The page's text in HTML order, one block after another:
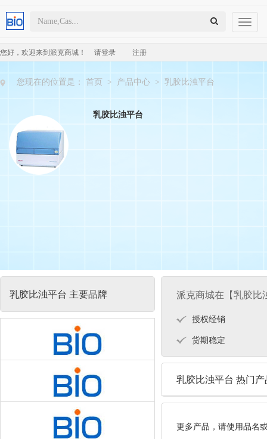
您好，欢迎来到派克商城！ 请登录 注册
Toggle
您现在的位置是： 首页 > 产品中心 > 乳胶比浊平台
乳胶比浊平台
乳胶比浊平台 主要品牌 派克商城在【乳胶比
授权经销
货期稳定
乳胶比浊平台 热门产
更多产品，请使用品名